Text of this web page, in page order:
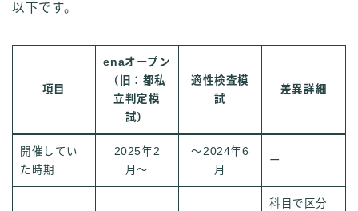
以下です。
項目
enaオープン
（旧：都私
立判定模
試）
適性検査模
試
差異詳細
開催してい
た時期
2025年2
月〜
〜2024年6
月
ー
科目で区分